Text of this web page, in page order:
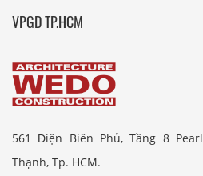
VPGD TP.HCM
561 Điện Biên Phủ, Tầng 8
Thạnh, Tp. HCM.